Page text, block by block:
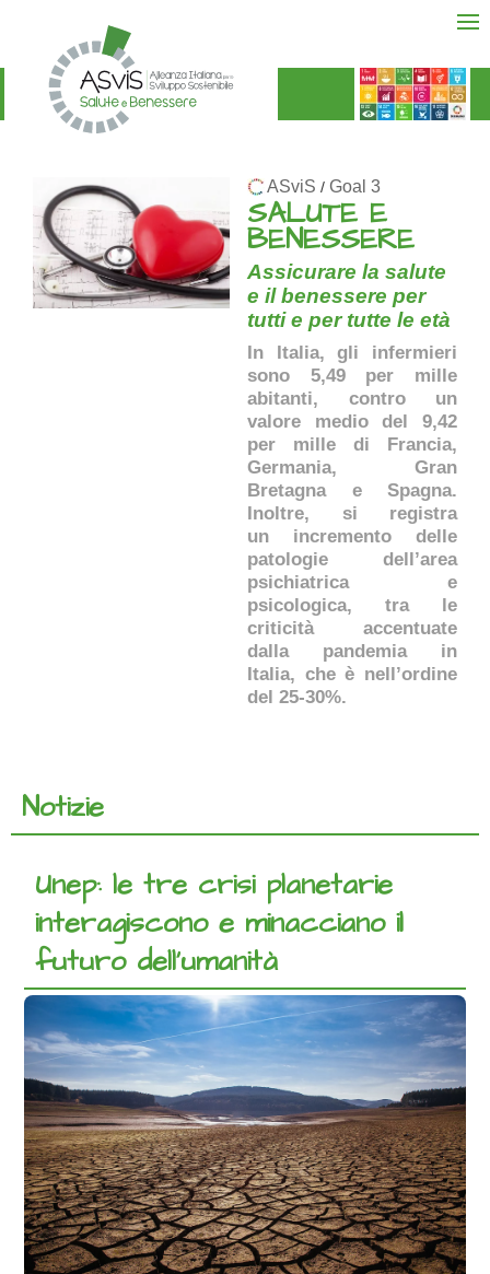
ASviS / Goal 3
SALUTE E
BENESSERE
Assicurare la salute
e il benessere per
tutti e per tutte le età
In Italia, gli infermieri
sono 5,49 per mille
abitanti, contro un
valore medio del 9,42
per mille di Francia,
Germania, Gran
Bretagna e Spagna.
Inoltre, si registra
un incremento delle
patologie dell’area
psichiatrica e
psicologica, tra le
criticità accentuate
dalla pandemia in
Italia, che è nell’ordine
del 25-30%.
Notizie
Unep: le tre crisi planetarie
interagiscono e minacciano il
futuro dell’umanità